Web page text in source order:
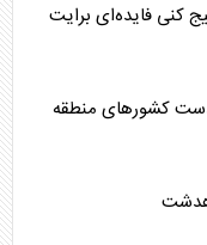
کنی فایده‌ای برایت
کشورهای منطقه